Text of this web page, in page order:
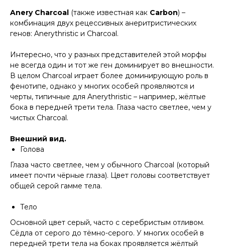
Anery Charcoal (также известная как Carbon) –
комбинация двух рецессивных анеритристических
генов: Anerythristic и Charcoal.
Интересно, что у разных представителей этой морфы
не всегда один и тот же ген доминирует во внешности.
В целом Charcoal играет более доминирующую роль в
фенотипе, однако у многих особей проявляются и
черты, типичные для Anerythristic – например, жёлтые
бока в передней трети тела. Глаза часто светлее, чем у
чистых Charcoal.
Внешний вид.
Голова
Глаза часто светлее, чем у обычного Charcoal (который
имеет почти чёрные глаза). Цвет головы соответствует
общей серой гамме тела.
Тело
Основной цвет серый, часто с серебристым отливом.
Сёдла от серого до тёмно-серого. У многих особей в
передней трети тела на боках проявляется жёлтый